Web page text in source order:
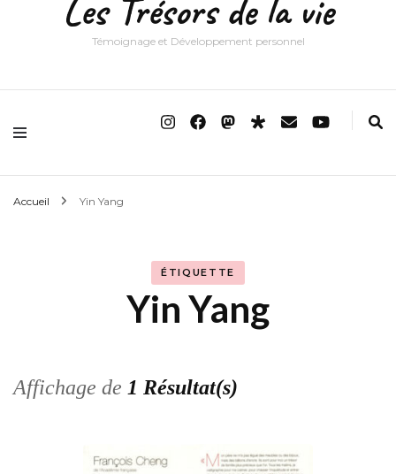
Les Trésors de la vie
Témoignage et Développement personnel
Accueil Yin Yang
ÉTIQUETTE
Yin Yang
Affichage de 1 Résultat(s)